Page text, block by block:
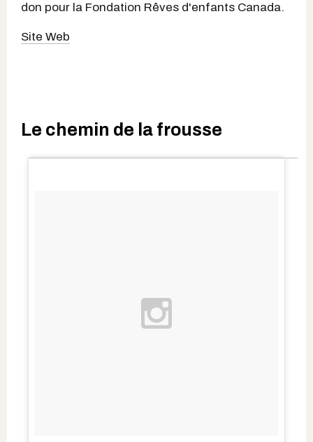
don pour la Fondation Rêves d'enfants Canada.
Site Web
Le chemin de la frousse